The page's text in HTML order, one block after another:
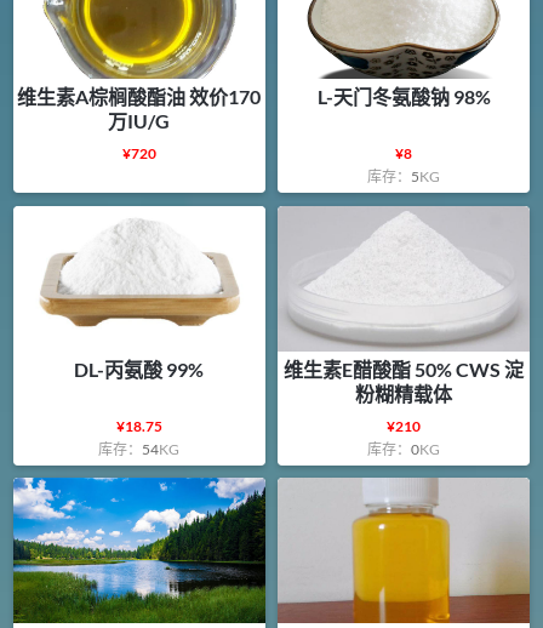
维生素A棕榈酸酯油 效价170
万IU/G
¥720
L-天门冬氨酸钠 98%
¥8
库存： 5KG
DL-丙氨酸 99%
¥18.75
库存： 54KG
维生素E醋酸酯 50% CWS 淀
粉糊精载体
¥210
库存：0KG